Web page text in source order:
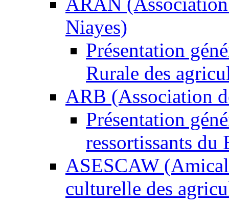
Niayes)
Présentation
Rurale des
ARB (Association
Présentation
ressortissants du
ASESCAW
culturelle des